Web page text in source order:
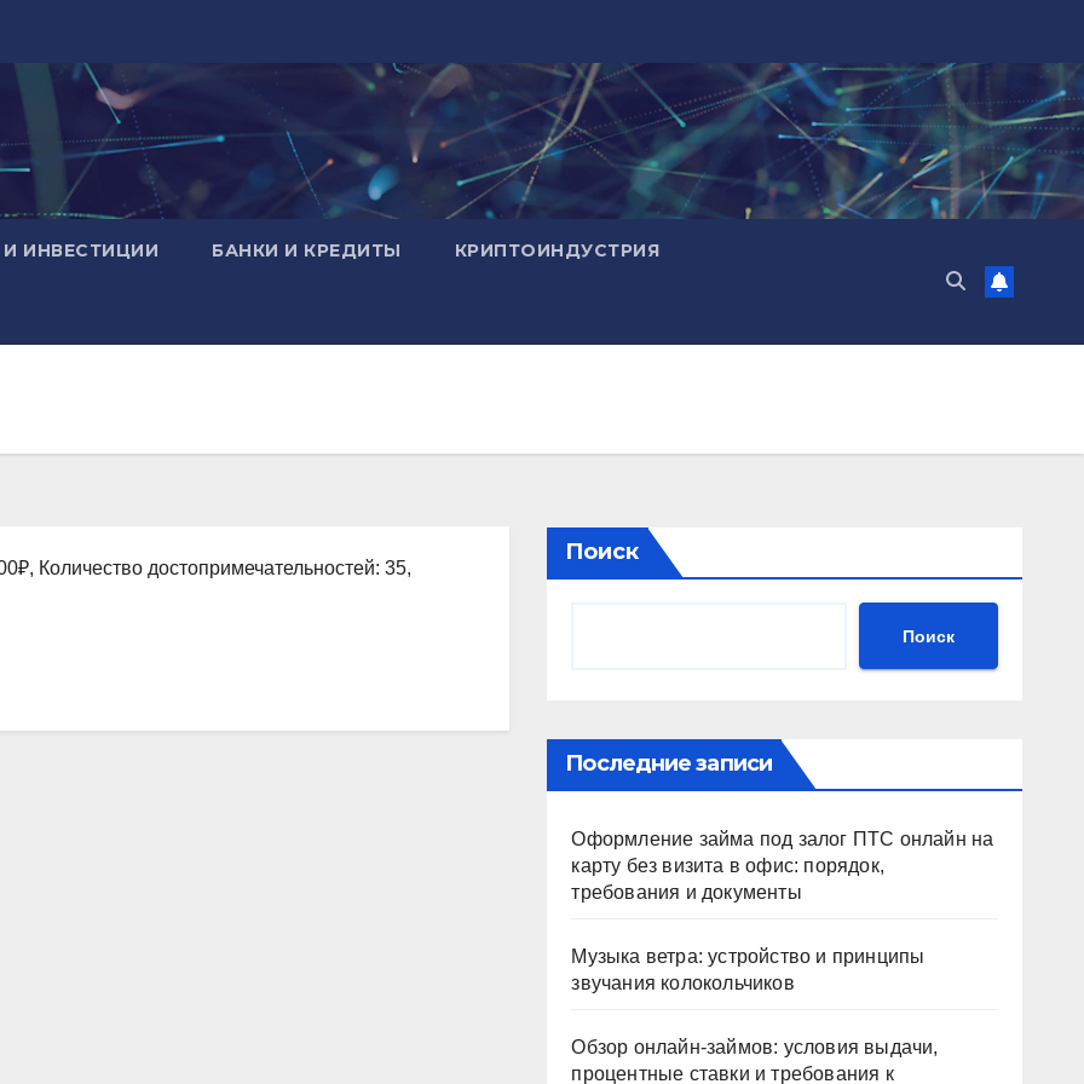
И ИНВЕСТИЦИИ БАНКИ И КРЕДИТЫ КРИПТОИНДУСТРИЯ
Количество достопримечательностей: 35,
Поиск
Поиск
Последние записи
Оформление займа под залог ПТС онлайн на
карту без визита в офис: порядок,
требования и документы
Музыка ветра: устройство и принципы
звучания колокольчиков
Обзор онлайн-займов: условия выдачи,
процентные ставки и требования к